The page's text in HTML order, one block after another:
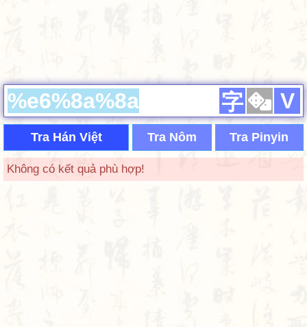
字 V
Tra Hán Việt Tra Nôm Tra Pinyin
Không có kết quả phù hợp!